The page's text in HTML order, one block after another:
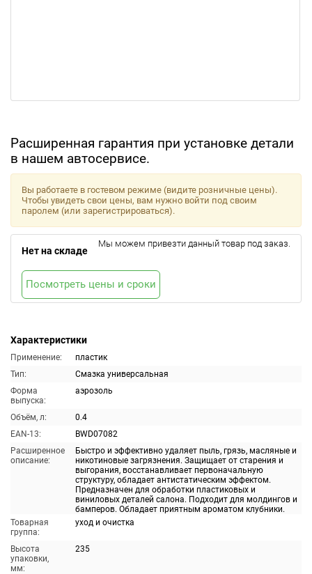
Расширенная гарантия при установке детали
в нашем автосервисе.
Характеристики
Применение:
пластик
Тип:
Смазка универсальная
Форма
выпуска:
аэрозоль
Объём, л:
0.4
EAN-13:
BWD07082
Расширенное
описание:
Быстро и эффективно удаляет пыль, грязь, масляные и
никотиновые загрязнения. Защищает от старения и
выгорания, восстанавливает первоначальную
структуру, обладает антистатическим эффектом.
Предназначен для обработки пластиковых и
виниловых деталей салона. Подходит для молдингов и
бамперов. Обладает приятным ароматом клубники.
Товарная
группа:
уход и очистка
Высота
упаковки,
мм:
235
Вы работаете в гостевом режиме (видите розничные цены).
Чтобы увидеть свои цены, вам нужно войти под своим
паролем (или зарегистрироваться).
Нет на складе
Мы можем привезти данный товар под заказ.
Посмотреть цены и сроки